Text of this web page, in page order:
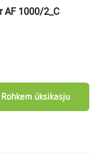
AF 1000/2_C
Rohkem üksikasju